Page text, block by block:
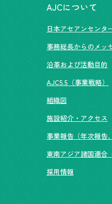
AJCについて
日本アセアンセンタ
事務総長からのメッ
沿革および活動目的
AJC5.5（事業戦略）
組織図
施設紹介・アクセス
事業報告（年次報告
東南アジア諸国連合
採用情報